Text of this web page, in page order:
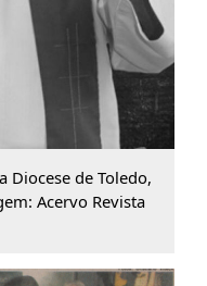
Diocese de Toledo,
Acervo Revista